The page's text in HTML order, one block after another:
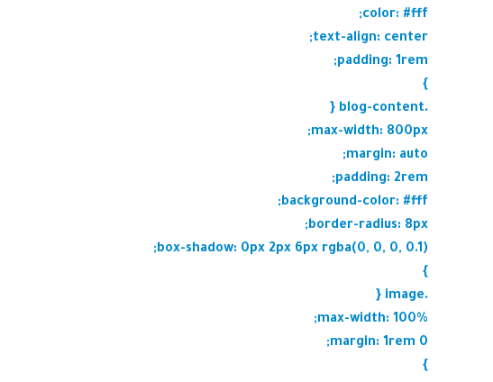
color: #fff;
text-align: center;
padding: 1rem;
}
.blog-content {
max-width: 800px;
margin: auto;
padding: 2rem;
background-color: #fff;
border-radius: 8px;
box-shadow: 0px 2px 6px rgba(0, 0, 0, 0.1);
}
.image {
max-width: 100%;
margin: 1rem 0;
}